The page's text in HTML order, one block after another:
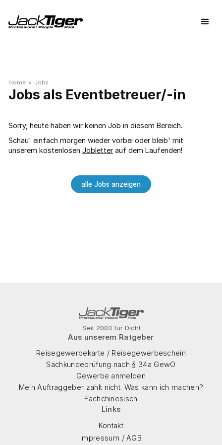
Home » Jobs
Jobs als Eventbetreuer/-in
Sorry, heute haben wir keinen Job in diesem Bereich.
Schau' einfach morgen wieder vorbei oder bleib' mit
unserem kostenlosen Jobletter auf dem Laufenden!
alle Jobs anzeigen
Seit 2003 für Dich!
Aus unserem Ratgeber
Reisegewerbekarte / Reisegewerbeschein
Sachkundeprüfung nach § 34a GewO
Gewerbe anmelden
Mein Auftraggeber zahlt nicht. Was kann ich machen?
Fachchinesisch
Links
Kontakt
Impressum / AGB